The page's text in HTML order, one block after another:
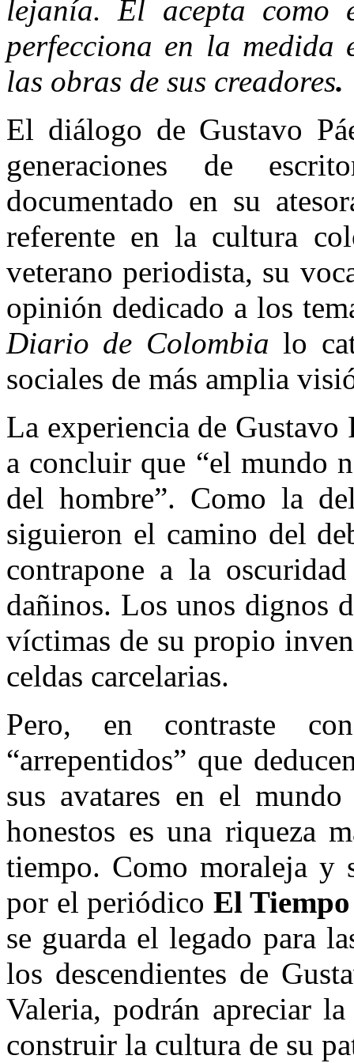
lejanía. Él acepta como
perfecciona en la medida
las obras de sus creadores
El diálogo de Gustavo
generaciones de
documentado en su
referente en la cultura
veterano periodista, su
opinión dedicado a los
Diario de Colombia lo
sociales de más amplia
La experiencia de Gustavo
a concluir que “el mundo
del hombre”. Como la
siguieron el camino del
contrapone a la
dañinos. Los unos dignos
víctimas de su propio
celdas carcelarias.
Pero, en contraste
“arrepentidos” que
sus avatares en el
honestos es una riqueza
tiempo. Como moraleja y
por el periódico El Tiempo
se guarda el legado para
los descendientes de
Valeria, podrán apreciar
construir la cultura de su